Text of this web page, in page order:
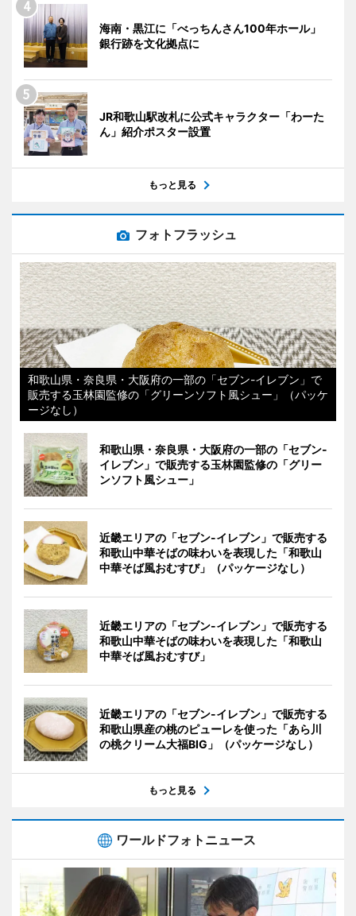
海南・黒江に「べっちんさん100年ホール」
銀行跡を文化拠点に
JR和歌山駅改札に公式キャラクター「わーた
ん」紹介ポスター設置
もっと見る
フォトフラッシュ
和歌山県・奈良県・大阪府の一部の「セブン-イレブン」で
販売する玉林園監修の「グリーンソフト風シュー」（パッケ
ージなし）
和歌山県・奈良県・大阪府の一部の「セブン-
イレブン」で販売する玉林園監修の「グリー
ンソフト風シュー」
近畿エリアの「セブン-イレブン」で販売する
和歌山中華そばの味わいを表現した「和歌山
中華そば風おむすび」（パッケージなし）
近畿エリアの「セブン-イレブン」で販売する
和歌山中華そばの味わいを表現した「和歌山
中華そば風おむすび」
近畿エリアの「セブン-イレブン」で販売する
和歌山県産の桃のピューレを使った「あら川
の桃クリーム大福BIG」（パッケージなし）
もっと見る
ワールドフォトニュース